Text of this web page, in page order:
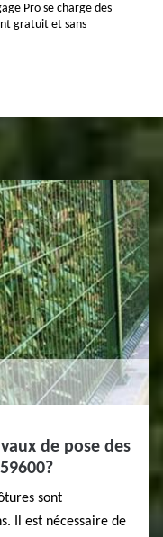
Pro se charge des
gratuit et sans
de pose des
sont
Il est nécessaire de